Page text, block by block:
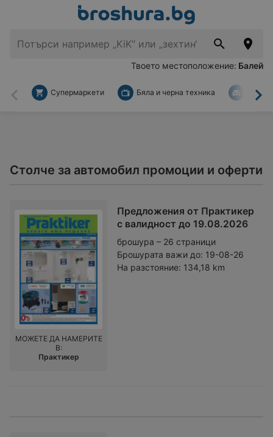
Твоето местоположение: Балей
Назад
Супермаркети Бяла и черна техника За
Столче за автомобил промоции и оферти
Предложения от Практикер
с валидност до 19.08.2026
брошура – 26 страници
Брошурата важи до: 19-08-26
На разстояние: 134,18 km
МОЖЕТЕ ДА НАМЕРИТЕ
В:
Практикер